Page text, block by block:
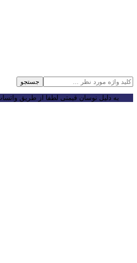
جستجو
به دلیل نوسان قیمتی لطفا از طریق واتساپ